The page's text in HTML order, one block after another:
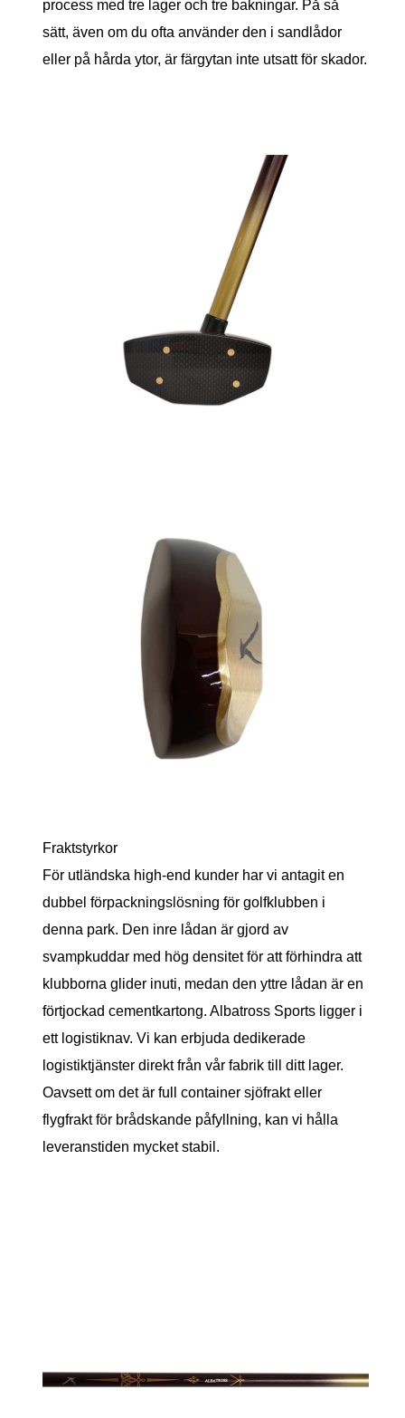
process med tre lager och tre bakningar. På så
sätt, även om du ofta använder den i sandlådor
eller på hårda ytor, är färgytan inte utsatt för skador.
Fraktstyrkor
För utländska high-end kunder har vi antagit en
dubbel förpackningslösning för golfklubben i
denna park. Den inre lådan är gjord av
svampkuddar med hög densitet för att förhindra att
klubborna glider inuti, medan den yttre lådan är en
förtjockad cementkartong. Albatross Sports ligger i
ett logistiknav. Vi kan erbjuda dedikerade
logistiktjänster direkt från vår fabrik till ditt lager.
Oavsett om det är full container sjöfrakt eller
flygfrakt för brådskande påfyllning, kan vi hålla
leveranstiden mycket stabil.